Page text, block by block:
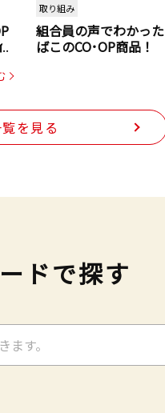
取り組み
組合員の声でわかっ
ばこのCO･OP商品！
を見る
ドで探す